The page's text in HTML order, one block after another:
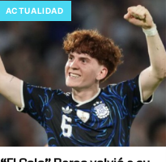
ACTUALIDAD